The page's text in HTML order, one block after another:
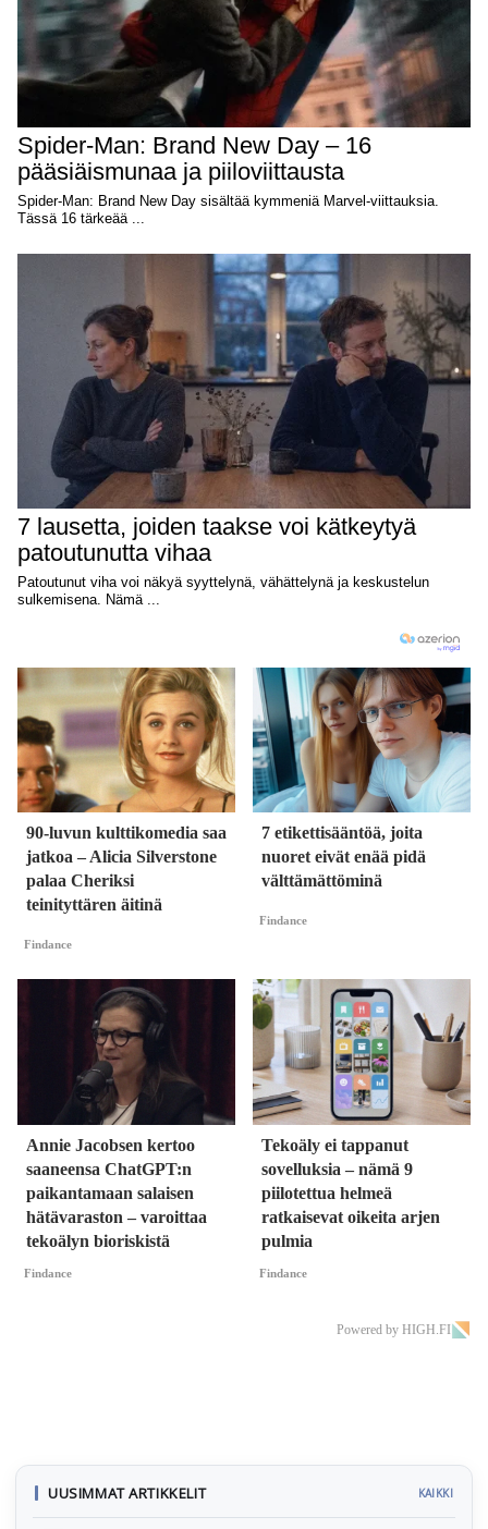
90-luvun kulttikomedia saa
jatkoa – Alicia Silverstone
palaa Cheriksi
teinityttären äitinä
Findance
7 etikettisääntöä, joita
nuoret eivät enää pidä
välttämättöminä
Findance
Annie Jacobsen kertoo
saaneensa ChatGPT:n
paikantamaan salaisen
hätävaraston – varoittaa
tekoälyn bioriskistä
Findance
Tekoäly ei tappanut
sovelluksia – nämä 9
piilotettua helmeä
ratkaisevat oikeita arjen
pulmia
Findance
Powered by HIGH.FI
UUSIMMAT ARTIKKELIT KAIKKI